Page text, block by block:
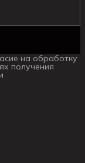
на обработку
получения